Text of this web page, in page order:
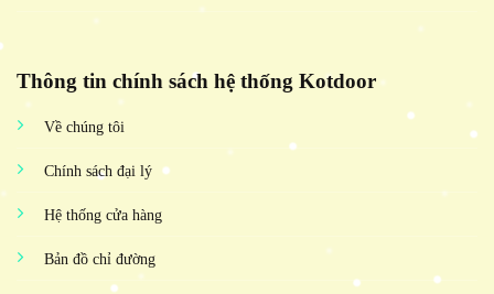
Thông tin chính sách hệ thống Kotdoor
Về chúng tôi
Chính sách đại lý
Hệ thống cửa hàng
Bản đồ chỉ đường